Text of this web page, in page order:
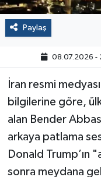
Paylaş
08.07.2026 -
İran resmi
bilgilerine göre,
alan Bender
arkaya patlama
Donald Trump’ın
sonra meydana
Çalışma
Kadın